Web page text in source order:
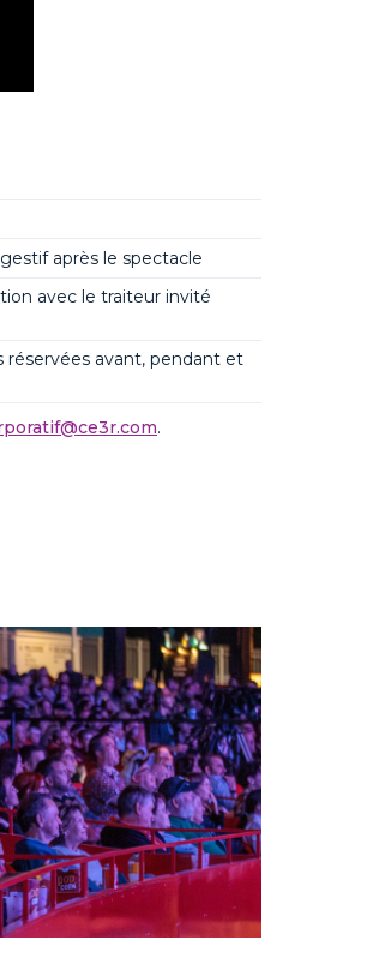
après le spectacle
avec le traiteur invité
réservées avant, pendant et
.